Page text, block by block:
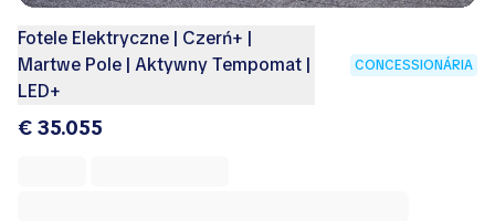
Fotele Elektryczne | Czerń+ |
Martwe Pole | Aktywny Tempomat |
LED+
CONCESSIONÁRIA
€ 35.055